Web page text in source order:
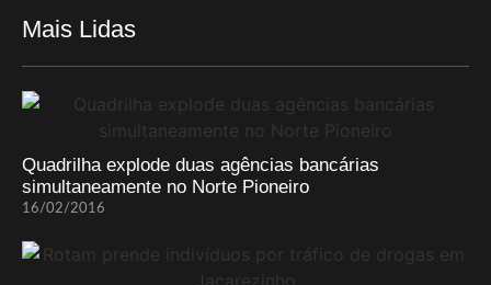
Mais Lidas
Quadrilha explode duas agências bancárias
simultaneamente no Norte Pioneiro
16/02/2016